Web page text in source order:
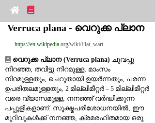
Verruca plana - വെറുക്ക പ്ലാന
https://en.wikipedia.org/wiki/Flat_wart
വെറുക്ക പ്ലാന (Verruca plana) ചുവപ്പു
നിറഞ്ഞ, തവിട്ടു നിറമുള്ള, മാംസം
നിറമുള്ളതും, ചെറുതായി ഉയർന്നതും, പരന്ന
ഉപരിതലമുള്ളതും, 2 മില്ലീമീറ്റർ – 5 മില്ലീമീറ്റർ
വരെ വ്യാസമുള്ള, നനഞ്ഞ് വർദ്ധിക്കുന്ന
പപ്പുളികളാണ്. സൂക്ഷ്മപരിശോധനയിൽ, ഈ
മുറിവുകൾക്ക് നനഞ്ഞ, ക്രമരഹിതമായ ഒരു